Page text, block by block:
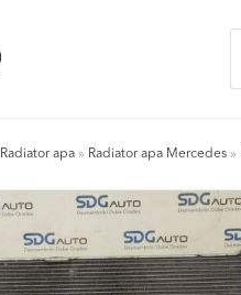
Radiator apa » Radiator apa Mercedes »